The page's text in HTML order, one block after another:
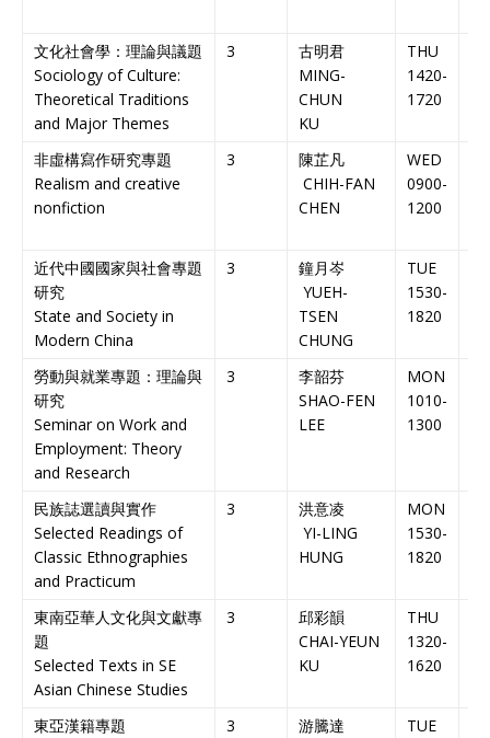
文化社會學：理論與議題
Sociology of Culture:
Theoretical Traditions
and Major Themes
3
古明君
MING-
CHUN
KU
THU
1420-
1720
非虛構寫作研究專題
Realism and creative
nonfiction
3
陳芷凡
CHIH-FAN
CHEN
WED
0900-
1200
近代中國國家與社會專題
研究
State and Society in
Modern China
3
鐘月岑
YUEH-
TSEN
CHUNG
TUE
1530-
1820
勞動與就業專題：理論與
研究
Seminar on Work and
Employment: Theory
and Research
3
李韶芬
SHAO-FEN
LEE
MON
1010-
1300
民族誌選讀與實作
Selected Readings of
Classic Ethnographies
and Practicum
3
洪意凌
YI-LING
HUNG
MON
1530-
1820
東南亞華人文化與文獻專
題
Selected Texts in SE
Asian Chinese Studies
3
邱彩韻
CHAI-YEUN
KU
THU
1320-
1620
東亞漢籍專題 3 游騰達 TUE